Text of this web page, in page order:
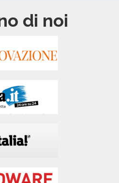
di noi